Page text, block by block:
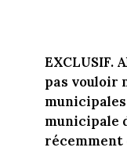
EXCLUSIF.
pas vouloir
municipale
récemment